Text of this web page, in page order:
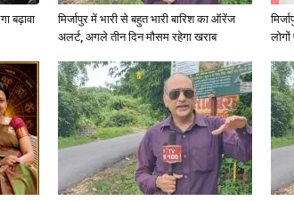
बढ़ावा
मिर्जापुर में भारी से बहुत भारी बारिश का ऑरेंज
अलर्ट, अगले तीन दिन मौसम रहेगा खराब
लोगों